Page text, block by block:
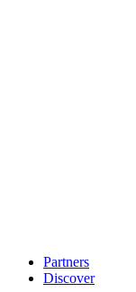
Partners
Discover